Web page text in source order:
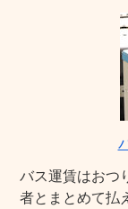
バス運賃はおつ
者とまとめて払